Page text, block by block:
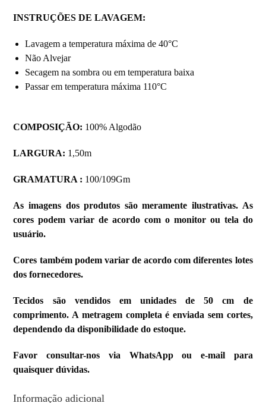
INSTRUÇÕES DE LAVAGEM:
Lavagem a temperatura máxima de 40°C
Não Alvejar
Secagem na sombra ou em temperatura baixa
Passar em temperatura máxima 110°C
COMPOSIÇÃO: 100% Algodão
LARGURA: 1,50m
GRAMATURA : 100/109Gm
As imagens dos produtos são meramente ilustrativas. As
cores podem variar de acordo com o monitor ou tela do
usuário.
Cores também podem variar de acordo com diferentes lotes
dos fornecedores.
Tecidos são vendidos em unidades de 50 cm de
comprimento. A metragem completa é enviada sem cortes,
dependendo da disponibilidade do estoque.
Favor consultar-nos via WhatsApp ou e-mail para
quaisquer dúvidas.
Informação adicional